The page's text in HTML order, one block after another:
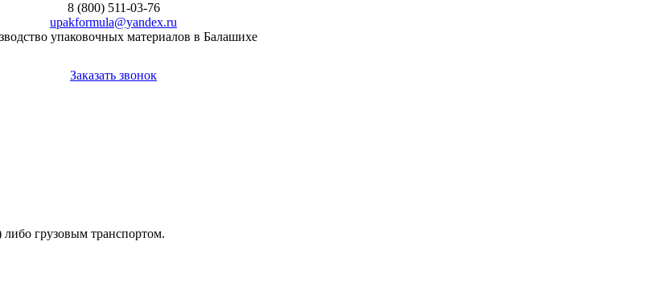
8 (800) 511-03-76
upakformula@yandex.ru
упаковочных материалов в Балашихе
Заказать звонок
либо грузовым транспортом.